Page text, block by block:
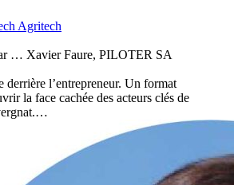
Agritech
… Xavier Faure, PILOTER SA
derrière l’entrepreneur. Un format
la face cachée des acteurs clés de